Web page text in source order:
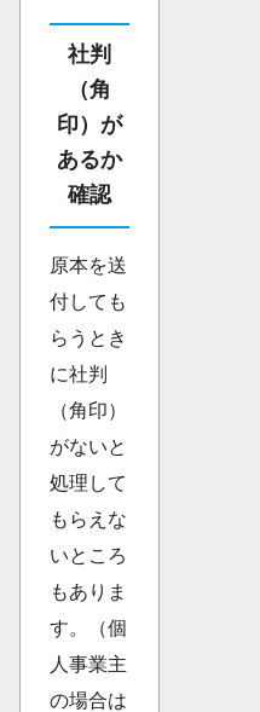
社判
（角
印）が
あるか
確認
原本を送
付しても
らうとき
に社判
（角印）
がないと
処理して
もらえな
いところ
もありま
す。（個
人事業主
の場合は